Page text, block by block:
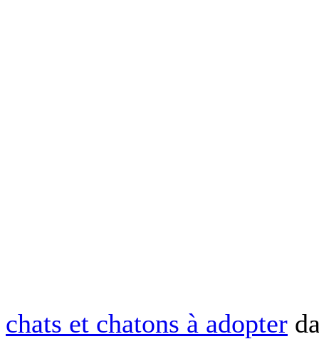
chats et chatons à adopter